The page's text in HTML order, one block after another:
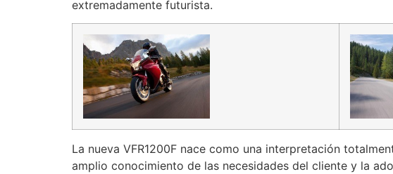
extremadamente futurista.
La nueva VFR1200F nace como una interpretación
amplio conocimiento de las necesidades del cliente y la